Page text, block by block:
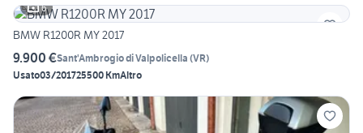
6
BMW R1200R MY 2017
9.900 €Sant'Ambrogio di Valpolicella (VR)
Usato03/201725500 KmAltro